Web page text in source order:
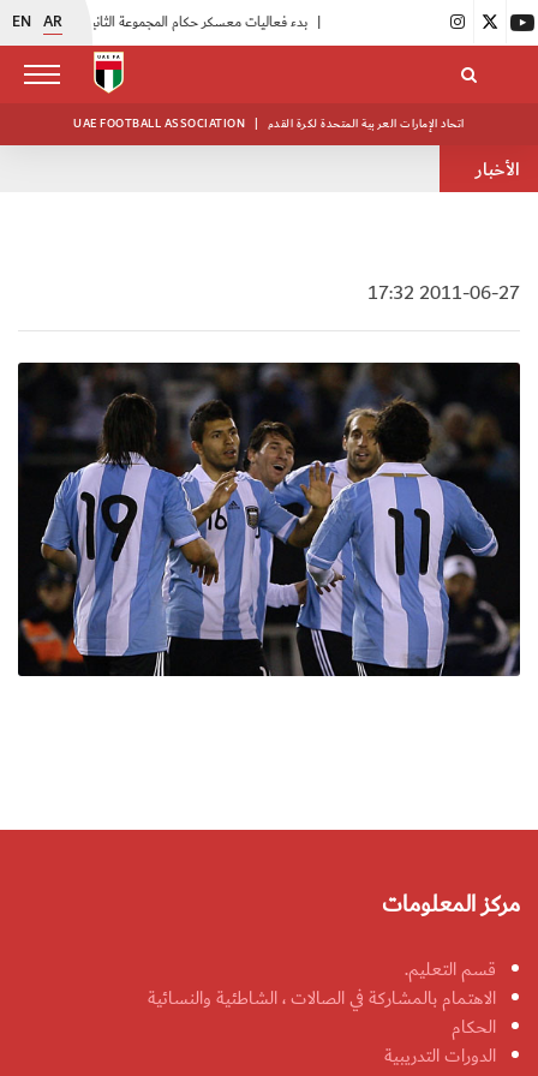
EN AR بدء فعاليات معسكر حكام المجموعة الثانية
UAE FOOTBALL ASSOCIATION | اتحاد الإمارات العربية المتحدة لكرة القدم
الأخبار
2011-06-27 17:32
مركز المعلومات
قسم التعليم.
الاهتمام بالمشاركة في الصالات ، الشاطئية والنسائية
الحكام
الدورات التدريبية